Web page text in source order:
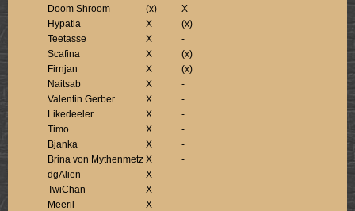
Doom Shroom
(x)
X
Hypatia
X
(x)
Teetasse
X
-
Scafina
X
(x)
Firnjan
X
(x)
Naitsab
X
-
Valentin Gerber
X
-
Likedeeler
X
-
Timo
X
-
Bjanka
X
-
Brina von Mythenmetz X
-
dgAlien
X
-
TwiChan
X
-
Meeril
X
-